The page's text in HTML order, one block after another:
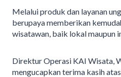
Melalui produk dan layanan
berupaya memberikan
wisatawan, baik lokal maupun
Direktur Operasi KAI Wisata,
mengucapkan terima kasih